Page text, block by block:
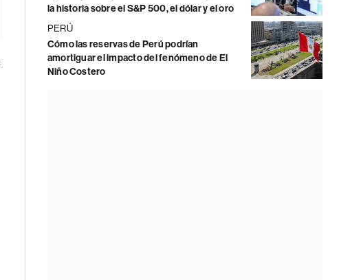
la historia sobre el S&P 500, el dólar y el oro
PERÚ
Cómo las reservas de Perú podrían
amortiguar el impacto del fenómeno de El
Niño Costero